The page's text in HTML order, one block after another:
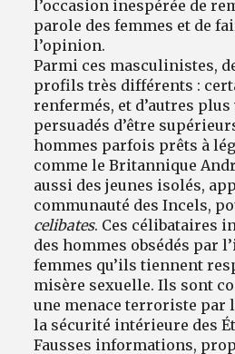
l’occasion inespérée de
parole des femmes et de
l’opinion.
Parmi ces masculinistes,
profils très différents :
renfermés, et d’autres
persuadés d’être
hommes parfois prêts à
comme le Britannique
aussi des jeunes isolés,
communauté des Incels,
celibates. Ces célibataires
des hommes obsédés par
femmes qu’ils tiennent
misère sexuelle. Ils sont
une menace terroriste par
la sécurité intérieure des
Fausses informations,